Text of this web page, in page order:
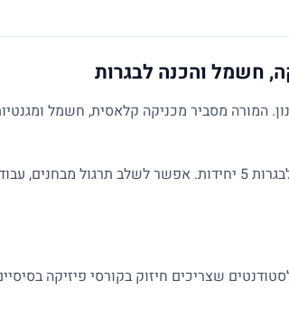
חשמל והכנה לבגרות
המורה מסביר מכניקה קלאסית, חשמל
השיעורים מותאמים לרמת התלמיד: מחיזוק יסודות בחטיבה ועד הכנה מלאה לבגרות 5 יחידות.
לבגרות 3, 4 ו 5 יחידות בפיזיקה, ולסטודנטים שצריכים חיזוק